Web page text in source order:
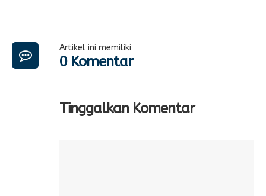
Artikel ini memiliki
0 Komentar
Tinggalkan Komentar